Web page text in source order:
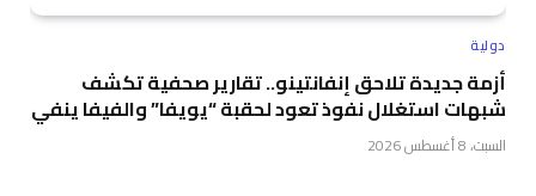
دولية
أزمة جديدة تلاحق إنفانتينو.. تقارير صحفية تكشف
شبهات استغلال نفوذ تعود لحقبة “يويفا” والفيفا ينفي
السبت، 8 أغسطس 2026